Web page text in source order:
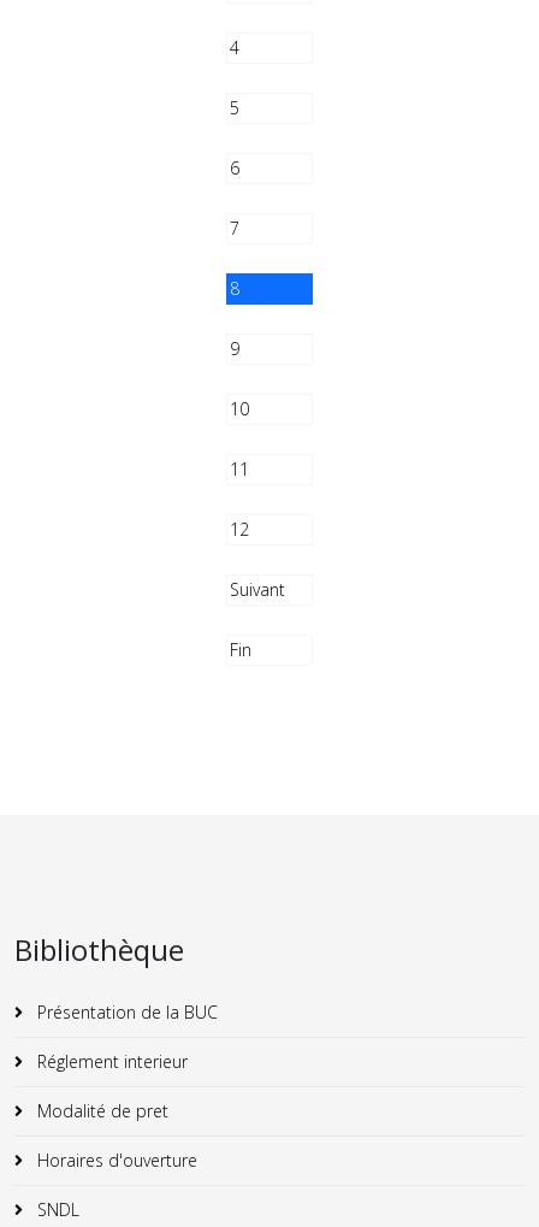
4
5
6
7
8
9
10
11
12
Suivant
Fin
Bibliothèque
Présentation de la BUC
Réglement interieur
Modalité de pret
Horaires d'ouverture
SNDL